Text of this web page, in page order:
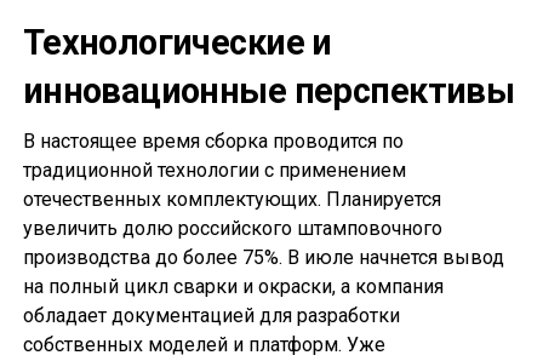
Технологические и
инновационные перспективы
В настоящее время сборка проводится по
традиционной технологии с применением
отечественных комплектующих. Планируется
увеличить долю российского штамповочного
производства до более 75%. В июле начнется вывод
на полный цикл сварки и окраски, а компания
обладает документацией для разработки
собственных моделей и платформ. Уже